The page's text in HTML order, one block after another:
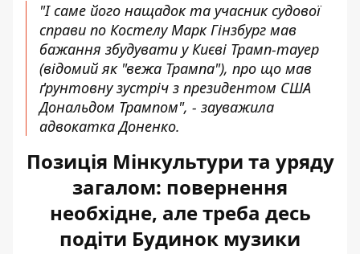
"І саме його нащадок та учасник судової
справи по Костелу Марк Гінзбург мав
бажання збудувати у Києві Трамп-тауер
(відомий як "вежа Трампа"), про що мав
ґрунтовну зустріч з президентом США
Дональдом Трампом", - зауважила
адвокатка Доненко.
Позиція Мінкультури та уряду
загалом: повернення
необхідне, але треба десь
подіти Будинок музики